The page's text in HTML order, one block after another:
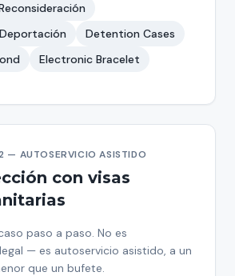
Detention Cases
Electronic Bracelet
— AUTOSERVICIO ASISTIDO
con visas
paso a paso. No es
— es autoservicio asistido, a un
que un bufete.